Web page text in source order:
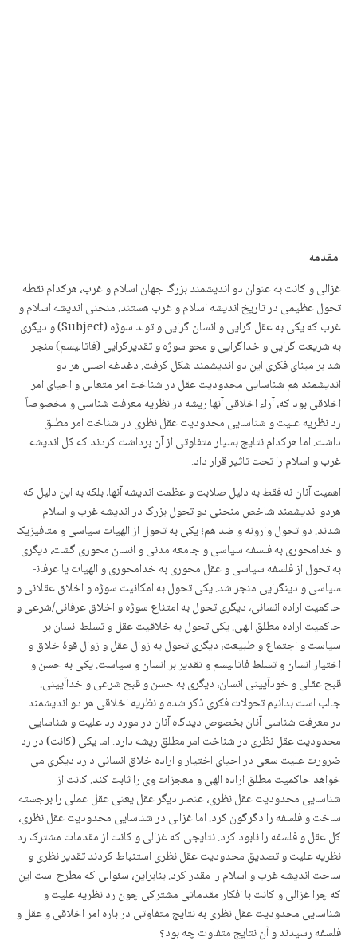
مقدمه
غزالی و کانت به عنوان دو اندیشمند بزرگ جهان اسلام و غرب، هرکدام نقطه
تحول عظیمی در تاریخ اندیشه اسلام و غرب هستند. منحنی اندیشه اسلام و
غرب که یکی به عقل گرایی و انسان گرایی و تولد سوژه (Subject) و دیگری
به شریعت گرایی و خداگرایی و محو سوژه و تقدیرگرایی (فاتالیسم) منجر
شد بر مبنای فکری این دو اندیشمند شکل گرفت. دغدغه اصلی هر دو
اندیشمند هم شناسایی محدودیت عقل در شناخت امر متعالی و احیای امر
اخلاقی بود که، آراء اخلاقی آنها ریشه در نظریه معرفت شناسی و مخصوصاً
رد نظریه علیت و شناسایی محدودیت عقل نظری در شناخت امر مطلق
داشت. اما هرکدام نتایج بسیار متفاوتی از آن برداشت کردند که کل اندیشه
غرب و اسلام را تحت تاثیر قرار داد.
اهمیت آنان نه فقط به دلیل صلابت و عظمت اندیشه آنها، بلکه به این دلیل که
هردو اندیشمند شاخص منحنی دو تحول بزرگ در اندیشه غرب و اسلام
شدند. دو تحول وارونه و ضد هم؛ یکی به تحول از الهیات سیاسی و متافیزیک
و خدامحوری به فلسفه سیاسی و جامعه مدنی و انسان محوری گشت، دیگری
به تحول از فلسفه سیاسی و عقل محوری به خدامحوری و الهیات یا عرفان­
سیاسی و دین­گرایی منجر شد. یکی تحول به امکانیت سوژه و اخلاق عقلانی و
حاکمیت اراده انسانی، دیگری تحول به امتناع سوژه و اخلاق عرفانی/شرعی و
حاکمیت اراده مطلق الهی. یکی تحول به خلاقیت عقل و تسلط انسان بر
سیاست و اجتماع و طبیعت، دیگری تحول به زوال عقل و زوال قوۀ خلاق و
اختیار انسان و تسلط فاتالیسم و تقدیر بر انسان و سیاست. یکی به حسن و
قبح عقلی و خودآیینی انسان، دیگری به حسن و قبح شرعی و خداآیینی.
جالب است بدانیم تحولات فکری ذکر شده و نظریه اخلاقی هر دو اندیشمند
در معرفت شناسی آنان بخصوص دیدگاه آنان در مورد رد علیت و شناسایی
محدودیت عقل نظری در شناخت امر مطلق ریشه دارد. اما یکی (کانت) در رد
ضرورت علیت سعی در احیای اختیار و اراده خلاق انسانی دارد دیگری می
خواهد حاکمیت مطلق اراده الهی و معجزات وی را ثابت کند. کانت از
شناسایی محدودیت عقل نظری، عنصر دیگر عقل یعنی عقل عملی را برجسته
ساخت و فلسفه را دگرگون کرد. اما غزالی در شناسایی محدودیت عقل نظری،
کل عقل و فلسفه را نابود کرد. نتایجی که غزالی و کانت از مقدمات مشترک رد
نظریه علیت و تصدیق محدودیت عقل نظری استنباط کردند تقدیر نظری و
ساحت اندیشه غرب و اسلام را مقدر کرد. بنابراین، سئوالی که مطرح است این
که چرا غزالی و کانت با افکار مقدماتی مشترکی چون رد نظریه علیت و
شناسایی محدودیت عقل نظری به نتایج متفاوتی در باره امر اخلاقی و عقل و
فلسفه رسیدند و آن نتایج متفاوت چه بود؟